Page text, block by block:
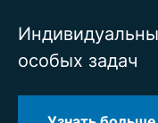
особых задач
Специалист по
Узнать больше
Консультации
обслуживание
Узнать больше